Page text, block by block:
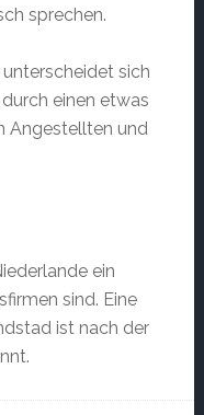
sprechen.
sich
einen etwas
Angestellten und
ein
sind. Eine
ist nach der